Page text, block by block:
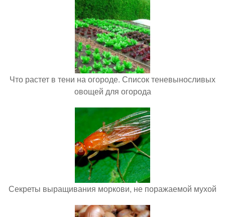
Что растет в тени на огороде. Список теневыносливых
овощей для огорода
Секреты выращивания моркови, не поражаемой мухой